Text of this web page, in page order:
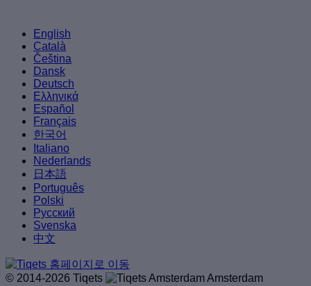
English
Català
Čeština
Dansk
Deutsch
Ελληνικά
Español
Français
한국어
Italiano
Nederlands
日本語
Português
Polski
Русский
Svenska
中文
© 2014-2026 Tiqets
Amsterdam